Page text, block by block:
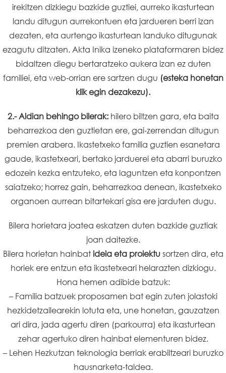
irekitzen dizkiegu bazkide guztiei, aurreko ikasturtean
landu ditugun aurrekontuen eta jardueren berri izan
dezaten, eta aurtengo ikasturtean landuko ditugunak
ezagutu ditzaten. Akta Inika izeneko plataformaren bidez
bidaltzen diegu bertaratzeko aukera izan ez duten
familiei, eta web‑orrian ere sartzen dugu (esteka honetan
klik egin dezakezu).
2.- Aldian behingo bilerak:hilero biltzen gara, eta baita
beharrezkoa den guztietan ere, gai‑zerrendan ditugun
premien arabera. Ikastetxeko familia guztien esanetara
gaude, ikastetxeari, bertako jarduerei eta abarri buruzko
edozein kezka entzuteko, eta laguntzen eta konpontzen
saiatzeko; horrez gain, beharrezkoa denean, ikastetxeko
organoen aurrean bitartekari gisa ere jarduten dugu.
Bilera horietara joatea eskatzen duten bazkide guztiak
joan daitezke.
Bilera horietan hainbatideia eta proiektusortzen dira, eta
horiek ere entzun eta ikastetxeari helarazten dizkiogu.
Hona hemen adibide batzuk:
– Familia batzuek proposamen bat egin zuten jolastoki
hezkidetzailearekin lotuta eta, une honetan, gauzatzen
ari dira, jada agertu diren (parkourra) eta ikasturtean
zehar agertuko diren hainbat elementuren bidez.
– Lehen Hezkutzan teknologia berriak erabiltzeari buruzko
hausnarketa‑taldea.